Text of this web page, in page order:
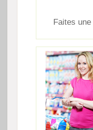
Faites une